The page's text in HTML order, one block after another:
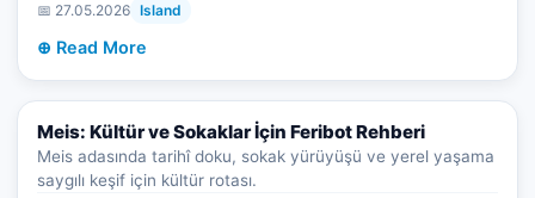
📅 27.05.2026 Island
⊕ Read More
Meis: Kültür ve Sokaklar İçin Feribot Rehberi
Meis adasında tarihî doku, sokak yürüyüşü ve yerel yaşama
saygılı keşif için kültür rotası.